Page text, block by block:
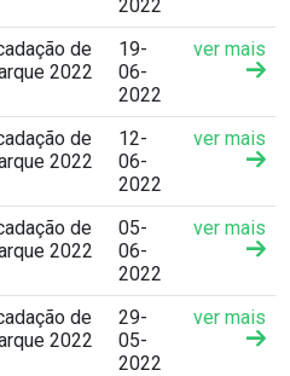
2022
de
2022
19-
06-
2022
ver mais
de
2022
12-
06-
2022
ver mais
de
2022
05-
06-
2022
ver mais
de
2022
29-
05-
2022
ver mais